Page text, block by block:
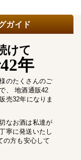
ガイド
けて
年
のたくさんのご
、 地酒通販42
売32年になりま
なお酒は私達が
寧に発送いたし
の方も安心して